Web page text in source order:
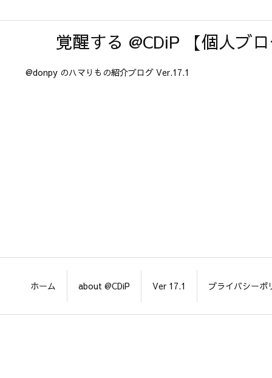
覚醒する @CDiP 【個人ブ
@donpy のハマりもの紹介ブログ Ver.17.1
ホーム about @CDiP Ver 17.1 プライバシーポ